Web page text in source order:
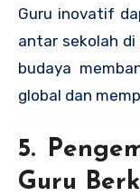
Guru inovatif
antar sekolah di
budaya
global dan
5.
Guru